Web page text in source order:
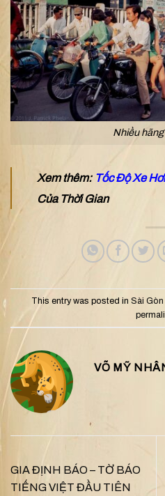
Nhiều
Xem thêm: Tốc Độ Xe
Của Thời Gian
This entry was posted in Sài Gòn
VÕ MỸ
GIA ĐỊNH BÁO – TỜ BÁO
TIẾNG VIỆT ĐẦU TIÊN